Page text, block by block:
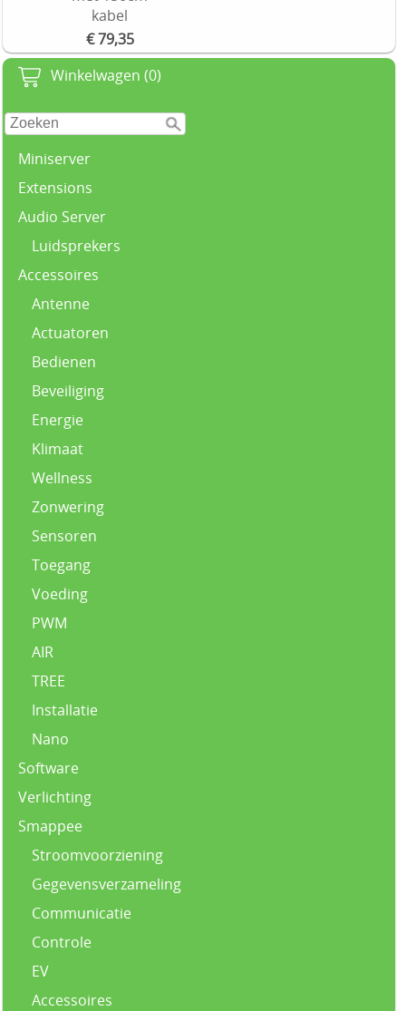
Winkelwagen (0)
Miniserver
Extensions
Audio Server
Luidsprekers
Accessoires
Antenne
Actuatoren
Bedienen
Beveiliging
Energie
Klimaat
Wellness
Zonwering
Sensoren
Toegang
Voeding
PWM
AIR
TREE
Installatie
Nano
Software
Verlichting
Smappee
Stroomvoorziening
Gegevensverzameling
Communicatie
Controle
EV
Accessoires
kabel
€ 79,35